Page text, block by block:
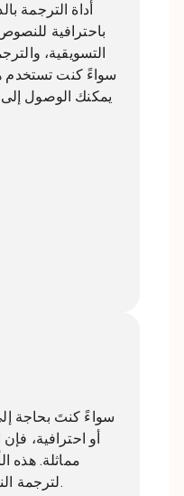
أداة الترجمة
باحترافية
التسويقية،
سواءً كنت تستخدم
يمكنك الوصول
سواءً كنتَ بحاجة
أو احترافية،
مماثلة. هذه
لترجمة النصوص بنبرة ولغة مُخصصة.